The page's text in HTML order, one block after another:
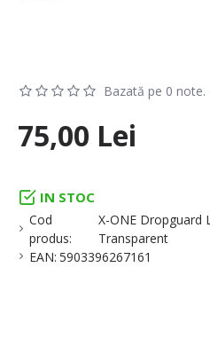
IN STOC
Cod
produs:
X-ONE Dropguard
Transparent
EAN: 5903396267161
Bazată pe 0 note.
75,00 Lei